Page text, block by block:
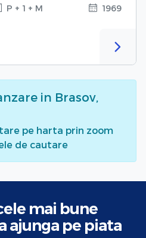
P + 1 + M 1969
in Brasov,
pe harta prin zoom
de cautare
mai bune
ajunga pe piata